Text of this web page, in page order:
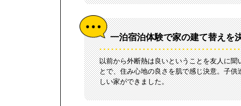
一泊宿泊体験で家の建て替えを
以前から外断熱は良いということを友人に
とで、住み心地の良さを肌で感じ決意。子
しい家ができました。